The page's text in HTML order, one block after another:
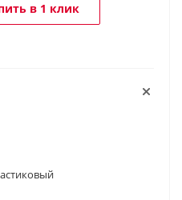
в 1 клик